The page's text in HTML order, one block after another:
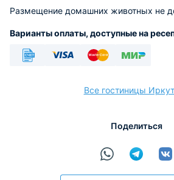
Размещение домашних животных не
Варианты оплаты, доступные на
Все гостиницы
Поделиться